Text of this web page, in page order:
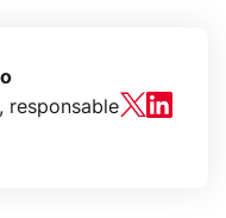
responsable